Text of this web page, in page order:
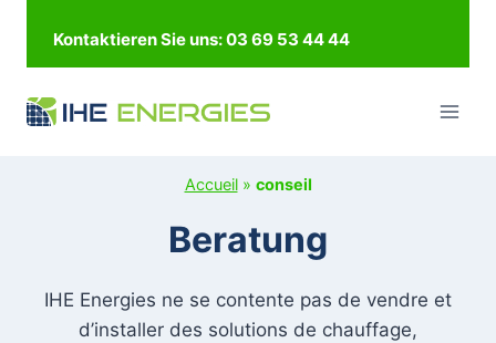
springen
Kontaktieren Sie uns: 03 69 53 44 44
Accueil» conseil
Beratung
IHE Energies ne se contente pas de vendre et
d’installer des solutions de chauffage,